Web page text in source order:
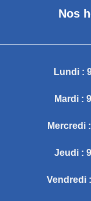
Nos
Lundi :
Mardi :
Mercredi
Jeudi :
Vendredi